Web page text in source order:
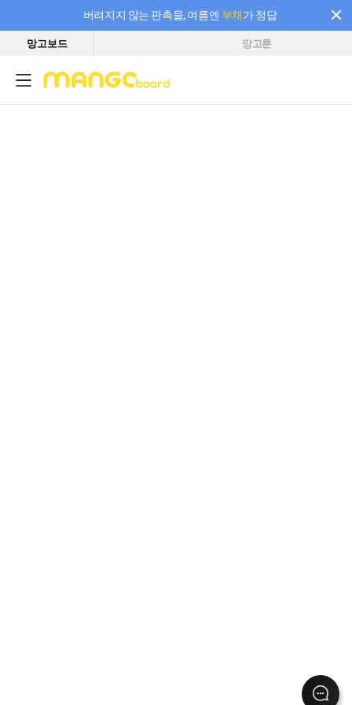
버려지지 않는 판촉물, 여름엔 부채가 정답
필요한 만큼 충전하고 끊김 없이 작업하세요! 새로워진 AI 부스터 요금제
망고보드 망고툰